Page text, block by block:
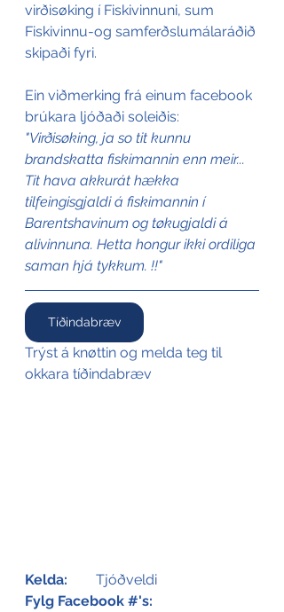
virðisøking í Fiskivinnuni, sum
Fiskivinnu-og samferðslumálaráðið
skipaði fyri.
Ein viðmerking frá einum facebook
brúkara ljóðaði soleiðis:
"Virðisøking, ja so tit kunnu
brandskatta fiskimannin enn meir...
Tit hava akkurát hækka
tilfeingisgjaldi á fiskimannin í
Barentshavinum og tøkugjaldi á
alivinnuna. Hetta hongur ikki ordiliga
saman hjá tykkum. !!"
Tíðindabræv
Trýst á knøttin og melda teg til
okkara tíðindabræv
Kelda:
	Tjóðveldi
Fylg Facebook #'s: